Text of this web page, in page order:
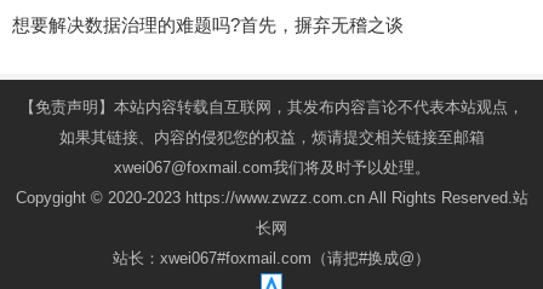
想要解决数据治理的难题吗?首先，摒弃无稽之谈
【免责声明】本站内容转载自互联网，其发布内容言论不代表本站观点，
如果其链接、内容的侵犯您的权益，烦请提交相关链接至邮箱
xwei067@foxmail.com我们将及时予以处理。
Copygight © 2020-2023 https://www.zwzz.com.cn All Rights Reserved.站
长网
站长：xwei067#foxmail.com（请把#换成@）